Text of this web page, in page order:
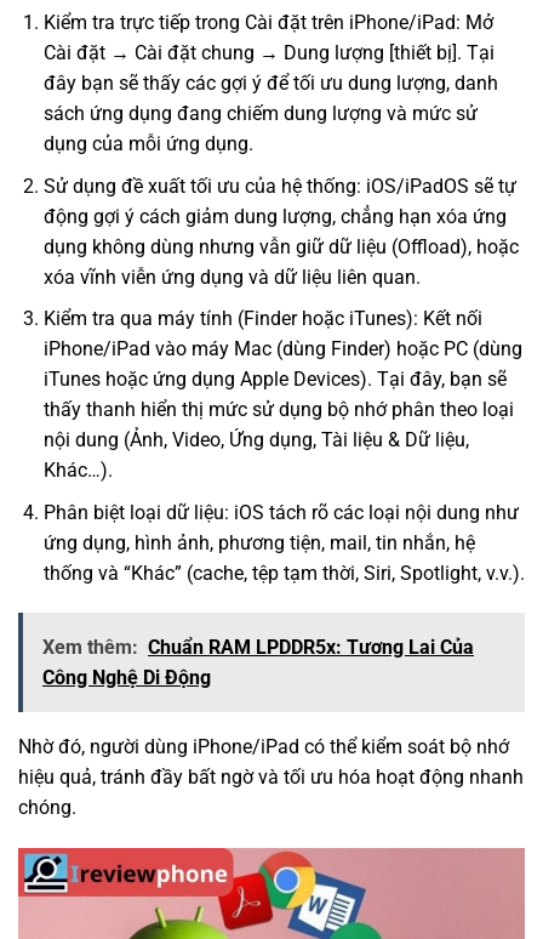
Kiểm tra trực tiếp trong Cài đặt trên iPhone/iPad: Mở
Cài đặt → Cài đặt chung → Dung lượng [thiết bị]. Tại
đây bạn sẽ thấy các gợi ý để tối ưu dung lượng, danh
sách ứng dụng đang chiếm dung lượng và mức sử
dụng của mỗi ứng dụng.
Sử dụng đề xuất tối ưu của hệ thống: iOS/iPadOS sẽ tự
động gợi ý cách giảm dung lượng, chẳng hạn xóa ứng
dụng không dùng nhưng vẫn giữ dữ liệu (Offload), hoặc
xóa vĩnh viễn ứng dụng và dữ liệu liên quan.
Kiểm tra qua máy tính (Finder hoặc iTunes): Kết nối
iPhone/iPad vào máy Mac (dùng Finder) hoặc PC (dùng
iTunes hoặc ứng dụng Apple Devices). Tại đây, bạn sẽ
thấy thanh hiển thị mức sử dụng bộ nhớ phân theo loại
nội dung (Ảnh, Video, Ứng dụng, Tài liệu & Dữ liệu,
Khác…).
Phân biệt loại dữ liệu: iOS tách rõ các loại nội dung như
ứng dụng, hình ảnh, phương tiện, mail, tin nhắn, hệ
thống và “Khác” (cache, tệp tạm thời, Siri, Spotlight, v.v.).
Xem thêm: Chuẩn RAM LPDDR5x: Tương Lai Của
Công Nghệ Di Động
Nhờ đó, người dùng iPhone/iPad có thể kiểm soát bộ nhớ
hiệu quả, tránh đầy bất ngờ và tối ưu hóa hoạt động nhanh
chóng.